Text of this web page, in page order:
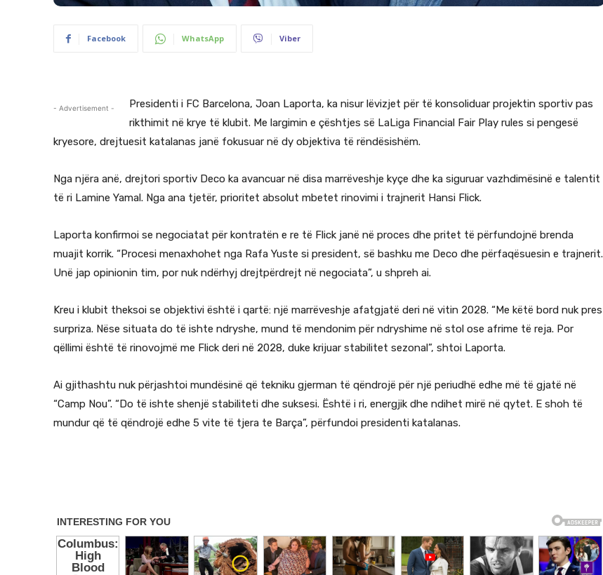
Facebook WhatsApp Viber
- Advertisement -
Presidenti i FC Barcelona, Joan Laporta, ka nisur lëvizjet për të konsoliduar projektin sportiv pas
rikthimit në krye të klubit. Me largimin e çështjes së LaLiga Financial Fair Play rules si pengesë
kryesore, drejtuesit katalanas janë fokusuar në dy objektiva të rëndësishëm.
Nga njëra anë, drejtori sportiv Deco ka avancuar në disa marrëveshje kyçe dhe ka siguruar vazhdimësinë e talentit
të ri Lamine Yamal. Nga ana tjetër, prioritet absolut mbetet rinovimi i trajnerit Hansi Flick.
Laporta konfirmoi se negociatat për kontratën e re të Flick janë në proces dhe pritet të përfundojnë brenda
muajit korrik. “Procesi menaxhohet nga Rafa Yuste si president, së bashku me Deco dhe përfaqësuesin e trajnerit.
Unë jap opinionin tim, por nuk ndërhyj drejtpërdrejt në negociata”, u shpreh ai.
Kreu i klubit theksoi se objektivi është i qartë: një marrëveshje afatgjatë deri në vitin 2028. “Me këtë bord nuk pres
surpriza. Nëse situata do të ishte ndryshe, mund të mendonim për ndryshime në stol ose afrime të reja. Por
qëllimi është të rinovojmë me Flick deri në 2028, duke krijuar stabilitet sezonal”, shtoi Laporta.
Ai gjithashtu nuk përjashtoi mundësinë që tekniku gjerman të qëndrojë për një periudhë edhe më të gjatë në
“Camp Nou”. “Do të ishte shenjë stabiliteti dhe suksesi. Është i ri, energjik dhe ndihet mirë në qytet. E shoh të
mundur që të qëndrojë edhe 5 vite të tjera te Barça”, përfundoi presidenti katalanas.